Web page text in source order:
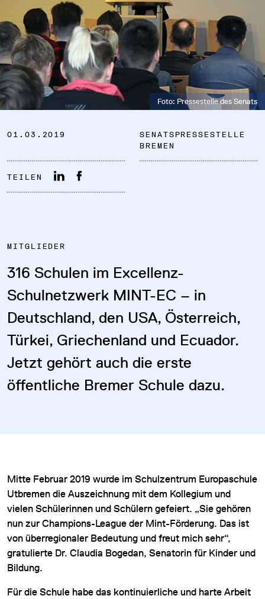
DATENSCHUTZ Foto: Pressestelle des Senats
01.03.2019
SENATSPRESSESTELLE
BREMEN
TEILEN
MITGLIEDER
316 Schulen im Excellenz-
Schulnetzwerk MINT-EC – in
Deutschland, den USA, Österreich,
Türkei, Griechenland und Ecuador.
Jetzt gehört auch die erste
öffentliche Bremer Schule dazu.
Mitte Februar 2019 wurde im Schulzentrum Europaschule
Utbremen die Auszeichnung mit dem Kollegium und
vielen Schülerinnen und Schülern gefeiert. „Sie gehören
nun zur Champions-League der Mint-Förderung. Das ist
von überregionaler Bedeutung und freut mich sehr“,
gratulierte Dr. Claudia Bogedan, Senatorin für Kinder und
Bildung.
Für die Schule habe das kontinuierliche und harte Arbeit